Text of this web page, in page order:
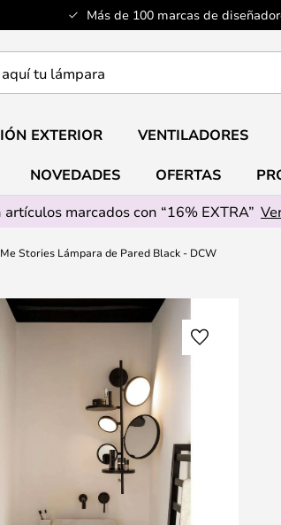
Más de 100 marcas de
EXTERIOR VENTILADORES
NOVEDADES OFERTAS
artículos marcados con “16% EXTRA”
Stories Lámpara de Pared Black - DCW